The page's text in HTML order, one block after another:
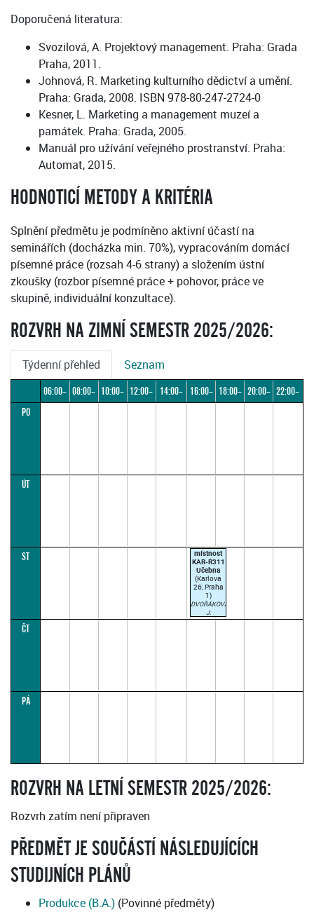
Doporučená literatura:
Svozilová, A. Projektový management. Praha: Grada
Praha, 2011.
Johnová, R. Marketing kulturního dědictví a umění.
Praha: Grada, 2008. ISBN 978-80-247-2724-0
Kesner, L. Marketing a management muzeí a
památek. Praha: Grada, 2005.
Manuál pro užívání veřejného prostranství. Praha:
Automat, 2015.
HODNOTICÍ METODY A KRITÉRIA
Splnění předmětu je podmíněno aktivní účastí na
seminářích (docházka min. 70%), vypracováním domácí
písemné práce (rozsah 4-6 strany) a složením ústní
zkoušky (rozbor písemné práce + pohovor, práce ve
skupině, individuální konzultace).
ROZVRH NA ZIMNÍ SEMESTR 2025/2026:
Týdenní přehled Seznam
06:00– 08:00– 10:00– 12:00–
14:00–
16:00– 18:00– 20:00– 22:00–
PO
ÚT
ST
místnost
KAR-R311
Učebna
(Karlova
26, Praha
1)
DVOŘÁKOVÁ
J.
16:15–
ČT
PÁ
ROZVRH NA LETNÍ SEMESTR 2025/2026:
Rozvrh zatím není připraven
PŘEDMĚT JE SOUČÁSTÍ NÁSLEDUJÍCÍCH
STUDIJNÍCH PLÁNŮ
Produkce (B.A.) (Povinné předměty)